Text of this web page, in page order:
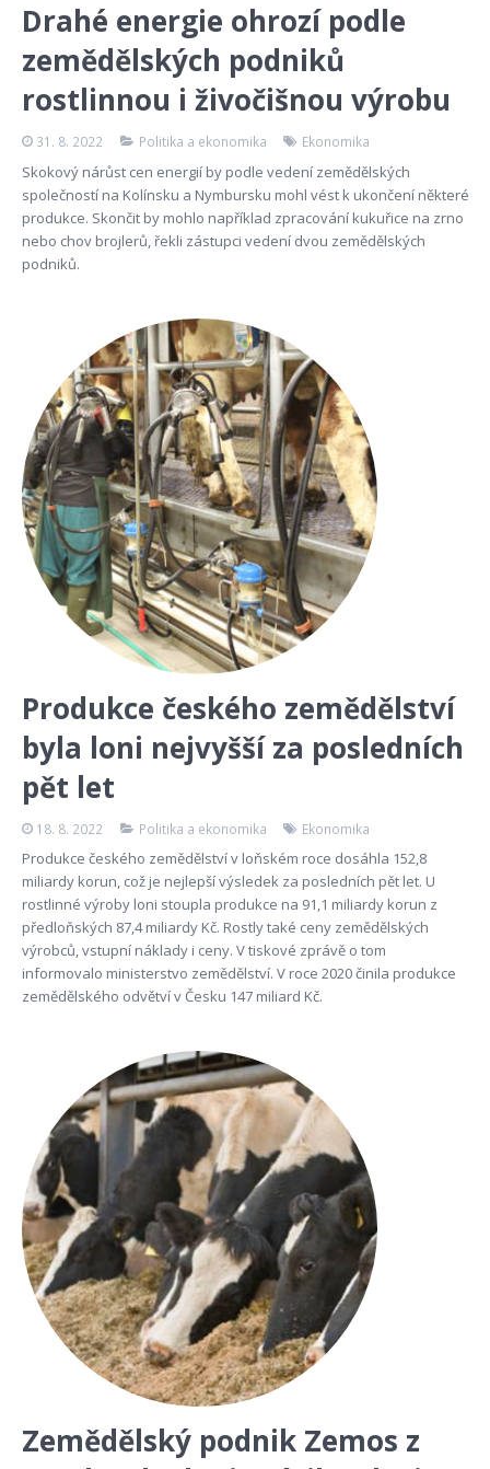
Drahé energie ohrozí podle
zemědělských podniků
rostlinnou i živočišnou výrobu
31. 8. 2022 Politika a ekonomika Ekonomika
Skokový nárůst cen energií by podle vedení zemědělských
společností na Kolínsku a Nymbursku mohl vést k ukončení některé
produkce. Skončit by mohlo například zpracování kukuřice na zrno
nebo chov brojlerů, řekli zástupci vedení dvou zemědělských
podniků.
Produkce českého zemědělství
byla loni nejvyšší za posledních
pět let
18. 8. 2022 Politika a ekonomika Ekonomika
Produkce českého zemědělství v loňském roce dosáhla 152,8
miliardy korun, což je nejlepší výsledek za posledních pět let. U
rostlinné výroby loni stoupla produkce na 91,1 miliardy korun z
předloňských 87,4 miliardy Kč. Rostly také ceny zemědělských
výrobců, vstupní náklady i ceny. V tiskové zprávě o tom
informovalo ministerstvo zemědělství. V roce 2020 činila produkce
zemědělského odvětví v Česku 147 miliard Kč.
Zemědělský podnik Zemos z